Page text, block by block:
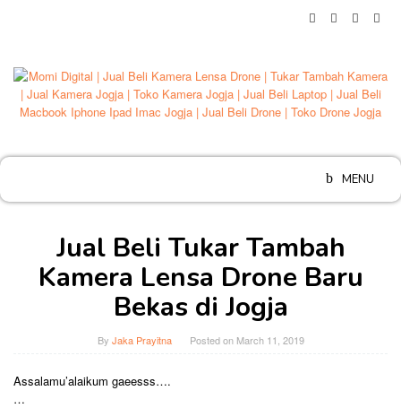
MENU
Jual Beli Tukar Tambah
Kamera Lensa Drone Baru
Bekas di Jogja
By Jaka Prayitna Posted on March 11, 2019
Assalamu’alaikum gaeesss….
…